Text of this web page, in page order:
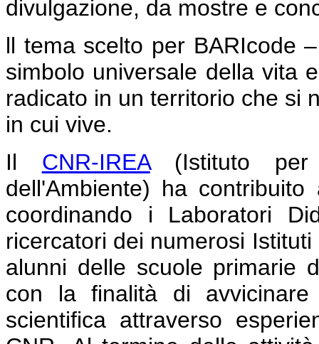
divulgazione, da mostre e
ll tema scelto per BARIcode
simbolo universale della vita
radicato in un territorio che si
in cui vive.
Il CNR-IREA(Istituto per il
dell'Ambiente) ha
coordinando i Laboratori
ricercatori dei numerosi
alunni delle scuole primarie
con la finalità di
scientifica attraverso